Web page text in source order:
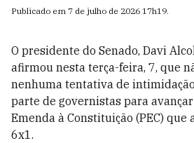
Publicado em 7 de julho de 2026 17h19.
O presidente do Senado, Davi
afirmou nesta terça-feira, 7, que
nenhuma tentativa de
parte de governistas para
Emenda à Constituição (PEC) que
6x1.